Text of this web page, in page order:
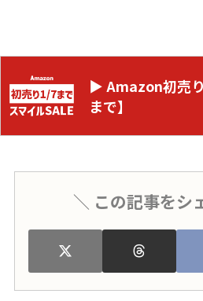
▶ Amazon初売
まで】
＼ この記事をシ